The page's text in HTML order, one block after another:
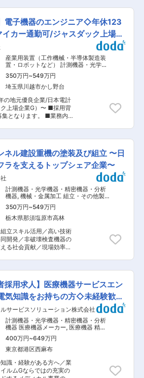
サービススキルを身に着け
担しております。 4年間
その後の試験合格で資格
の取得率は100％です。
ッフからプロジェクトリ
マネージャーといったキャ
ティング、経理といった
■配属店舗につ
神奈川2店舗に出店、埼
ています。 配属店舗が変
ますが、ご自宅から1時
上で決めます。 ■同社
できる最先端な補聴器な
無料お試し
よう失敗のない補聴器選び
するため」に必ず使われ
自動車、家電など、私た
れる現場を支えています。
電子計測機器・コンピュ
製品のルート営業を担当
％以上です。一部の新規
会などの問い合わせがメ
製造業全般 ◇顧客へのヒ
での営業スタイルになり
見積日報等の資料作成
万円〜数億円の製品を扱
験だった中途社員も活躍
製品について座学等で学
後、OJTで先輩同行等を
いた方もご活躍いただいて
者／小売業界経験者／運輸
識調査を実施し、経営改
きやすさを重視した風土
ど多岐にわたる業界の工場
定稼働には不可欠の製品
企業の研究室にて、世の
の過程で使用されます。
上記のように日本のモノ
る事を実感できるやりが
のメーカー製品を取り扱
変更の範囲：会
電子機器のエンジニア◇年休123
カー通勤可/ジャスダック上場
産業用装置（工作機械・半導体製造装
置・ロボットなど） 計測機器・光学機
器・精密機器・分析機器
分析機器 機械・電子部品
350万円~549万円
埼玉県川越市かし野台
の地元優良企業/日本電計
企業G）〜 ■採用背
ります。 ■業務内
電子機器の修理（訪問、
他、付随業務 ■業務
している電子計測器には新
々あり、その用途も幅広
器を取り扱います。 常に
仕事なのでモチベーショ
できます。 ◎お客様への
で作業する場合もありま
しになりますので、皆、
： ・基本
先輩社員がしっかりとサ
安心ください。 ・最初は
ながら、機械の操作方法
す。その後、比較的簡単
ずつお客様からの依頼を
日本電計グループ（ジャ
りしています。また、退職
腰を据えて働くことが可
として手掛けてきまし
電子など様々な計測器を
があり国際規格
の技術力が多くのお客
た経営を続けています。
る業務
ネル建設重機の塗装及び組立 〜日
ラを支えるトップシェア企業〜
計測機器・光学機器・精密機器・分析
機器, 機械・金属加工 組立・その他製
造職
350万円~549万円
栃木県那須塩原市高林
立スキル活用／高い技術
開発／非破壊検査機器の
る社会貢献／現場効率化
地処理、カラー塗装、クリ
トンネル建設重機の組立
に関わる部品の選定及び
荷作業 ・ＰＣ入力業
められた作業だけでな
や改善に取り組めます。
品づくりに、技術者とし
境 製造部
部門との距離が近い点が
ニカルセンターに腰を据
に集中できます。 ■働
呼び出しなし ・残業は
採用求人】医療機器サービスエン
気知識をお持ちの方◇未経験歓迎
サービスソリューション株式会社
計測機器・光学機器・精密機器・分析
機器 医療機器メーカー, 医療機器 精
密・計測・分析機器
400万円~649万円
東京都港区西麻布
知識・経験がある方へ／業
ルムGならではの充実の